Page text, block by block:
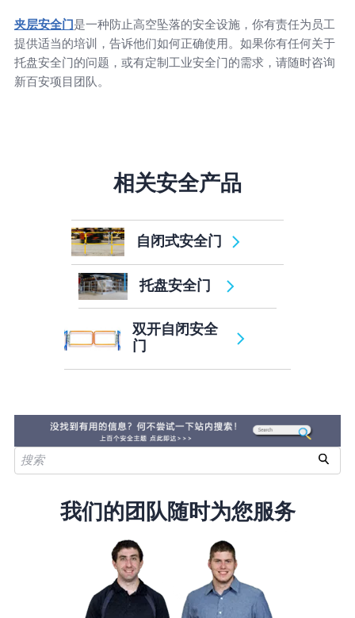
夹层安全门是一种防止高空坠落的安全设施，你有责任为员工
提供适当的培训，告诉他们如何正确使用。如果你有任何关于
托盘安全门的问题，或有定制工业安全门的需求，请随时咨询
新百安项目团队。
相关安全产品
自闭式安全门
托盘安全门
双开自闭安全
门
我们的团队随时为您服务